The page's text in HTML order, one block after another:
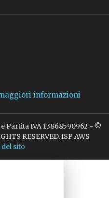
informazioni
Partita IVA 13868590962 - ©
RESERVED. ISP AWS
sito